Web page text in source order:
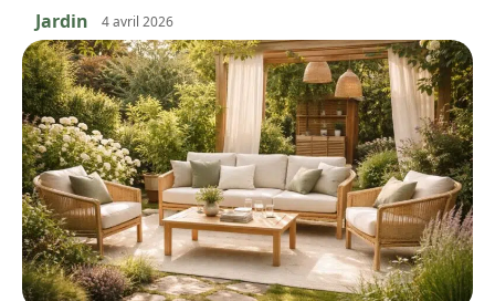
Jardin 4 avril 2026